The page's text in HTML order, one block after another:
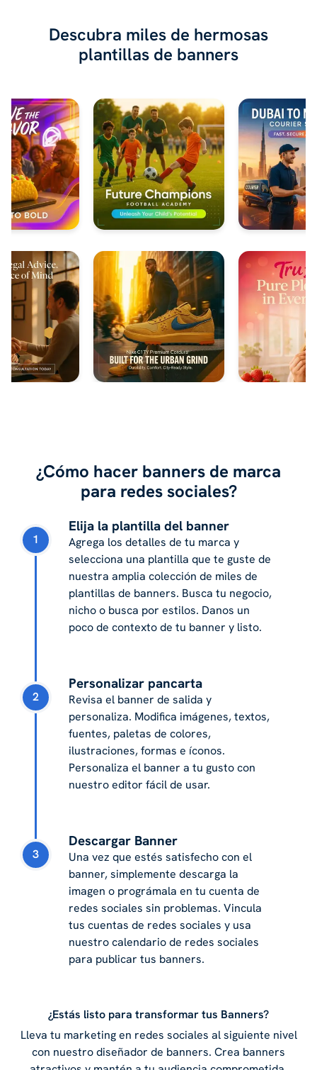
Descubra miles de hermosas
plantillas de banners
¿Cómo hacer banners de marca
para redes sociales?
1
Elija la plantilla del banner
Agrega los detalles de tu marca y
selecciona una plantilla que te guste de
nuestra amplia colección de miles de
plantillas de banners. Busca tu negocio,
nicho o busca por estilos. Danos un
poco de contexto de tu banner y listo.
2
Personalizar pancarta
Revisa el banner de salida y
personaliza. Modifica imágenes, textos,
fuentes, paletas de colores,
ilustraciones, formas e íconos.
Personaliza el banner a tu gusto con
nuestro editor fácil de usar.
3
Descargar Banner
Una vez que estés satisfecho con el
banner, simplemente descarga la
imagen o prográmala en tu cuenta de
redes sociales sin problemas. Vincula
tus cuentas de redes sociales y usa
nuestro calendario de redes sociales
para publicar tus banners.
¿Estás listo para transformar tus Banners?
Lleva tu marketing en redes sociales al siguiente nivel
con nuestro diseñador de banners. Crea banners